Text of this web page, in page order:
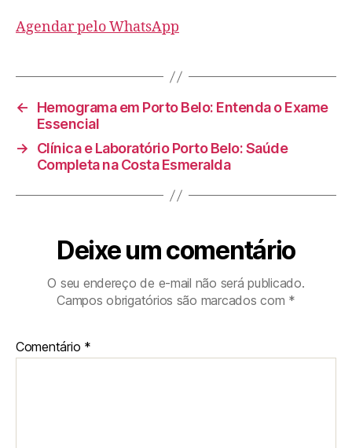
Agendar pelo WhatsApp
←
Hemograma em Porto Belo: Entenda o Exame
Essencial
→
Clínica e Laboratório Porto Belo: Saúde
Completa na Costa Esmeralda
Deixe um comentário
O seu endereço de e-mail não será publicado.
Campos obrigatórios são marcados com *
Comentário *